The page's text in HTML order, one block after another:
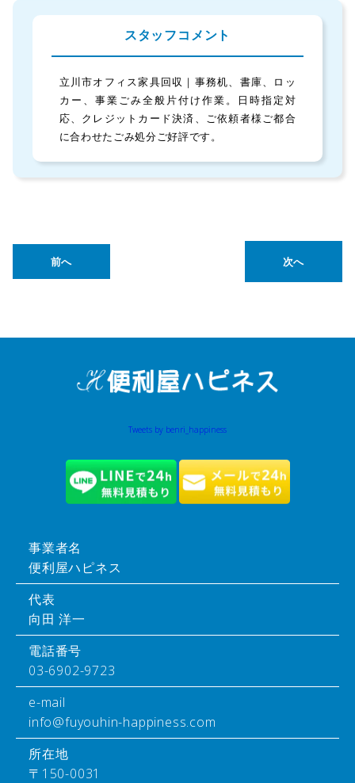
スタッフコメント
立川市オフィス家具回収｜事務机、書庫、ロッ
カー、事業ごみ全般片付け作業。日時指定対
応、クレジットカード決済、ご依頼者様ご都合
に合わせたごみ処分ご好評です。
前へ 次へ
Tweets by benri_happiness
事業者名
便利屋ハピネス
代表
向田 洋一
電話番号
03-6902-9723
e-mail
info@fuyouhin-happiness.com
所在地
〒150-0031